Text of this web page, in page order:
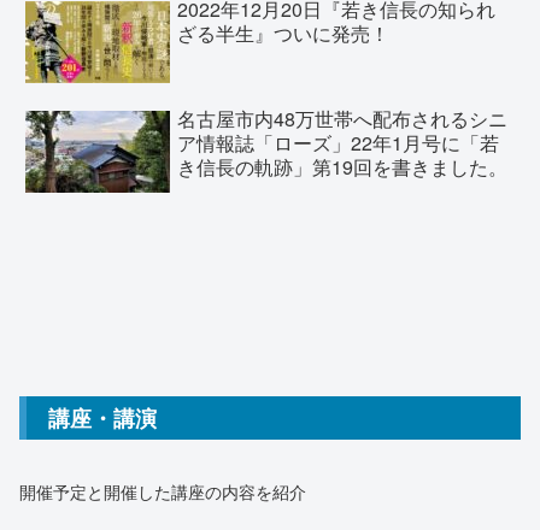
2022年12月20日『若き信長の知られ
ざる半生』ついに発売！
名古屋市内48万世帯へ配布されるシニ
ア情報誌「ローズ」22年1月号に「若
き信長の軌跡」第19回を書きました。
講座・講演
開催予定と開催した講座の内容を紹介